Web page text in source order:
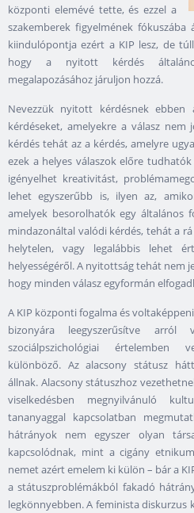
központi elemévé tette, és ezzel a
szakemberek figyelmének
kiindulópontja ezért a KIP lesz, de
hogy a nyitott kérdés
megalapozásához járuljon hozzá.
Nevezzük nyitott kérdésnek
kérdéseket, amelyekre a válasz
kérdés tehát az a kérdés, amelyre
ezek a helyes válaszok előre
igényelhet kreativitást,
lehet egyszerűbb is, ilyen az,
amelyek besorolhatók egy általános
mindazonáltal valódi kérdés, tehát a
helytelen, vagy legalábbis lehet
helyességéről. A nyitottság tehát nem
hogy minden válasz egyformán
A KIP központi fogalma és
bizonyára leegyszerűsítve
szociálpszichológiai értelemben
különböző. Az alacsony státusz
állnak. Alacsony státuszhoz
viselkedésben megnyilvánuló
tananyaggal kapcsolatban
hátrányok nem egyszer olyan
kapcsolódnak, mint a cigány
nemet azért emelem ki külön – bár a
a státuszproblémákból fakadó
legkönnyebben. A feminista diskurzus